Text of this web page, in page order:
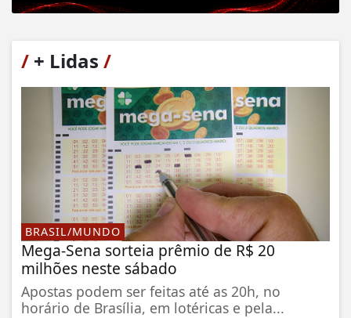
/ + Lidas /
BRASIL/MUNDO
Mega-Sena sorteia prêmio de R$ 20
milhões neste sábado
Apostas podem ser feitas até as 20h, no
horário de Brasília, em lotéricas e pela...